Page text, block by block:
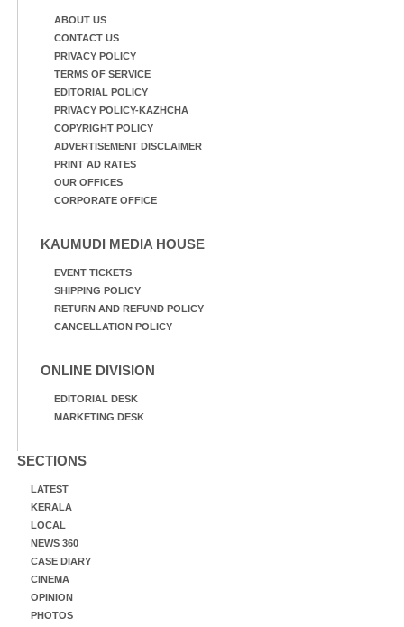
ABOUT US
CONTACT US
PRIVACY POLICY
TERMS OF SERVICE
EDITORIAL POLICY
PRIVACY POLICY-KAZHCHA
COPYRIGHT POLICY
ADVERTISEMENT DISCLAIMER
PRINT AD RATES
OUR OFFICES
CORPORATE OFFICE
KAUMUDI MEDIA HOUSE
EVENT TICKETS
SHIPPING POLICY
RETURN AND REFUND POLICY
CANCELLATION POLICY
ONLINE DIVISION
EDITORIAL DESK
MARKETING DESK
SECTIONS
LATEST
KERALA
LOCAL
NEWS 360
CASE DIARY
CINEMA
OPINION
PHOTOS